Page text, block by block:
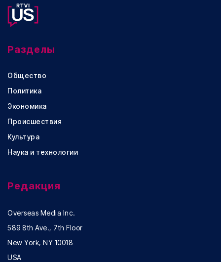
Разделы
Общество
Политика
Экономика
Происшествия
Культура
Наука и технологии
Редакция
Overseas Media Inc.
589 8th Ave., 7th Floor
New York, NY 10018
USA